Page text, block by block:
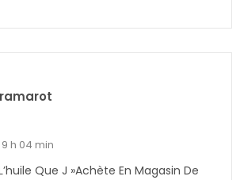
h 04 min
Que J »achète En Magasin De